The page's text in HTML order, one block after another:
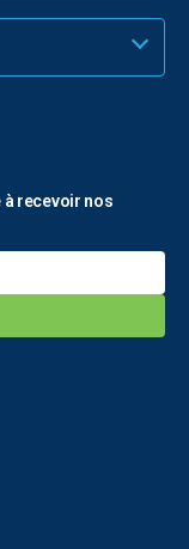
recevoir nos